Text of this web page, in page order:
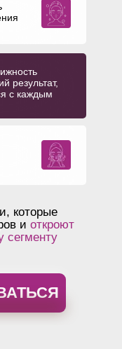
результат,
с каждым
которые
и откроют
сегменту